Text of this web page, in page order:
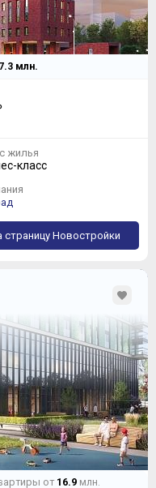
7.3млн.
жилья
класс
страницу Новостройки
от 16.9 млн.